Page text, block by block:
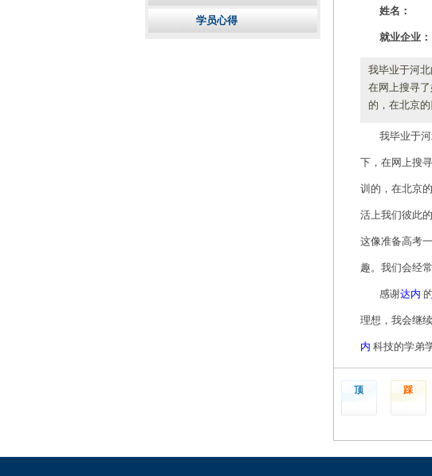
姓名：
就业企业：
我毕业于河
在网上搜寻
的，在北京的
我毕业于
下，在网上搜
训的，在北京
活上我们彼此
这像准备高考
趣。我们会经
感谢达内
理想，我会继
内 科技的学弟
顶 踩
学员心得